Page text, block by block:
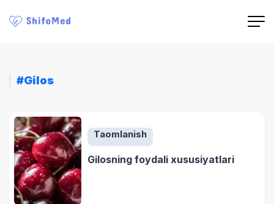
#Gilos
Taomlanish
Gilosning foydali xususiyatlari